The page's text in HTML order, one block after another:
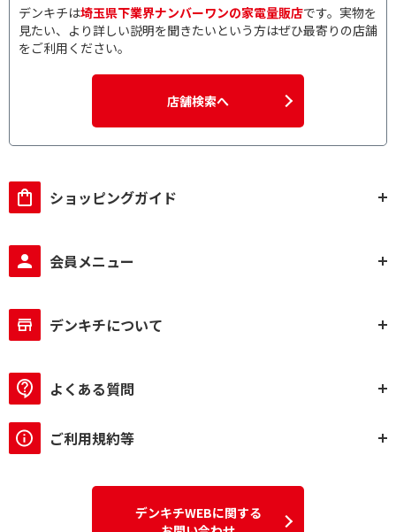
デンキチは埼玉県下業界ナンバーワンの家電量販店です。実物を
見たい、より詳しい説明を聞きたいという方はぜひ最寄りの店舗
をご利用ください。
店舗検索へ
ショッピングガイド
会員メニュー
デンキチについて
よくある質問
ご利用規約等
デンキチWEBに関する